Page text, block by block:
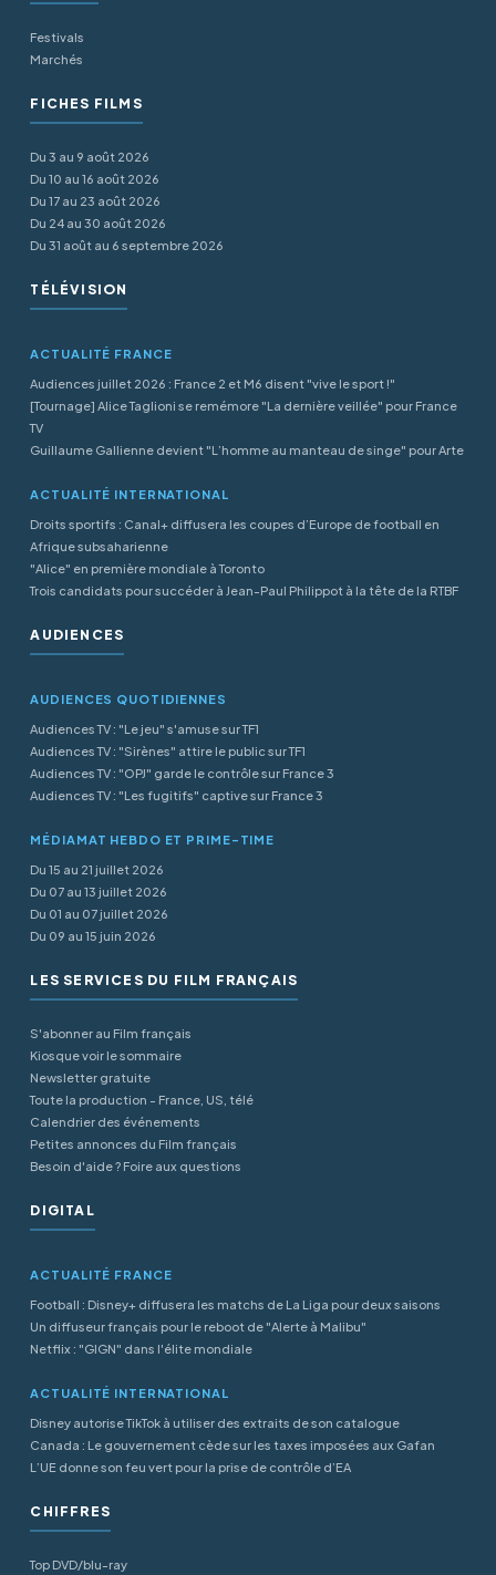
Festivals
Marchés
FICHES FILMS
Du 3 au 9 août 2026
Du 10 au 16 août 2026
Du 17 au 23 août 2026
Du 24 au 30 août 2026
Du 31 août au 6 septembre 2026
TÉLÉVISION
ACTUALITÉ FRANCE
Audiences juillet 2026 : France 2 et M6 disent "vive le sport !"
[Tournage] Alice Taglioni se remémore "La dernière veillée" pour France
TV
Guillaume Gallienne devient "L’homme au manteau de singe" pour Arte
ACTUALITÉ INTERNATIONAL
Droits sportifs : Canal+ diffusera les coupes d’Europe de football en
Afrique subsaharienne
"Alice" en première mondiale à Toronto
Trois candidats pour succéder à Jean-Paul Philippot à la tête de la RTBF
AUDIENCES
AUDIENCES QUOTIDIENNES
Audiences TV : "Le jeu" s'amuse sur TF1
Audiences TV : "Sirènes" attire le public sur TF1
Audiences TV : "OPJ" garde le contrôle sur France 3
Audiences TV : "Les fugitifs" captive sur France 3
MÉDIAMAT HEBDO ET PRIME-TIME
Du 15 au 21 juillet 2026
Du 07 au 13 juillet 2026
Du 01 au 07 juillet 2026
Du 09 au 15 juin 2026
LES SERVICES DU FILM FRANÇAIS
S'abonner au Film français
Kiosque voir le sommaire
Newsletter gratuite
Toute la production - France, US, télé
Calendrier des événements
Petites annonces du Film français
Besoin d'aide ? Foire aux questions
DIGITAL
ACTUALITÉ FRANCE
Football : Disney+ diffusera les matchs de La Liga pour deux saisons
Un diffuseur français pour le reboot de "Alerte à Malibu"
Netflix : "GIGN" dans l'élite mondiale
ACTUALITÉ INTERNATIONAL
Disney autorise TikTok à utiliser des extraits de son catalogue
Canada : Le gouvernement cède sur les taxes imposées aux Gafan
L’UE donne son feu vert pour la prise de contrôle d’EA
CHIFFRES
Top DVD/blu-ray